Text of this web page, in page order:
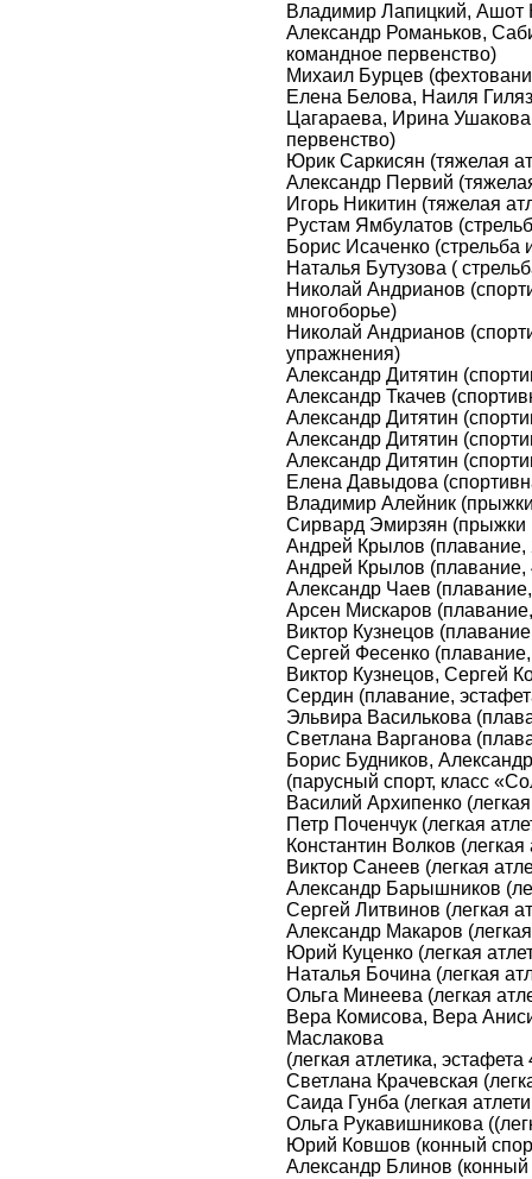
Владимир Лапицкий, Ашот
Александр Романьков,
командное первенство)
Михаил Бурцев
Елена Белова, Наиля
Цагараева, Ирина
первенство)
Юрик Саркисян (тяжелая
Александр Первий
Игорь Никитин (тяжелая
Рустам Ямбулатов
Борис Исаченко (стрельба
Наталья Бутузова (
Николай Андрианов
многоборье)
Николай Андрианов
упражнения)
Александр Дитятин
Александр Ткачев
Александр Дитятин
Александр Дитятин
Александр Дитятин
Елена Давыдова
Владимир Алейник
Сирвард Эмирзян (прыжки
Андрей Крылов (плавание,
Андрей Крылов (плавание,
Александр Чаев
Арсен Мискаров
Виктор Кузнецов
Сергей Фесенко
Виктор Кузнецов, Сергей
Сердин (плавание,
Эльвира Василькова
Светлана Варганова
Борис Будников,
(парусный спорт, класс
Василий Архипенко
Петр Поченчук (легкая
Константин Волков
Виктор Санеев (легкая
Александр Барышников
Сергей Литвинов (легкая
Александр Макаров
Юрий Куценко (легкая
Наталья Бочина (легкая
Ольга Минеева (легкая
Вера Комисова, Вера
Маслакова
(легкая атлетика,
Светлана Крачевская
Саида Гунба (легкая
Ольга Рукавишникова
Юрий Ковшов (конный
Александр Блинов (конный